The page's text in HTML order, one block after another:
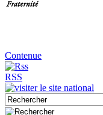
Contenue
RSS